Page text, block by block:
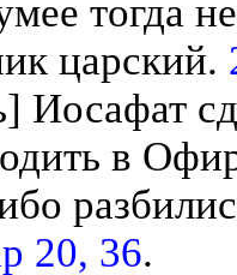
тогда
царский.
Иосафат
в
20, 36.